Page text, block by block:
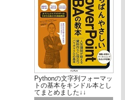
Pythonの文字列フォーマッ
トの基本をキンドル本とし
てまとめました↓↓